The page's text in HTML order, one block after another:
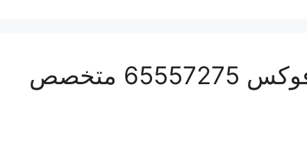
فتح اقفال سيارات فوكس 65557275 متخصص